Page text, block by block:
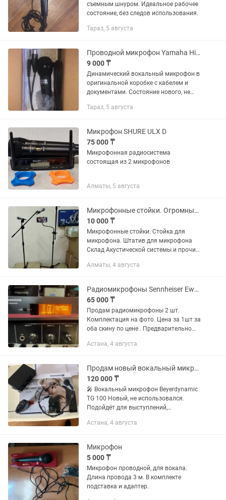
съемным шнуром. Идеальное рабочее
состояние, без следов использования.
Тараз, 5 августа
Проводной микрофон Yamaha Hi-Fi AV
9 000 ₸
Динамический вокальный микрофон в
оригинальной коробке с кабелем и
документами. Состояние нового, не
Тараз, 5 августа
Микрофон SHURE ULX D
75 000 ₸
Микрофонная радиосистема
состоящая из 2 микрофонов
Алматы, 5 августа
Микрофонные стойки. Огромный выбор
10 000 ₸
Микрофонные стойки. Стойка для
микрофона. Штатив для микрофона
Склад Акустической системы и прочих!
ШТАТИВОВ! ОПТОМ И В РОЗНИЦУ!
Работаем с...
Алматы, 4 августа
Радиомикрофоны Sennheiser Ew100 G3
65 000 ₸
Продам радиомикрофоны 2 шт.
Комплектация на фото. Цена за 1шт за
оба скину по цене . Предварительно
Астана, 4 августа
Продам новый вокальный микрофон beyerdynamic
120 000 ₸
🎤 Вокальный микрофон Beyerdynamic
TG 100 Новый, не использовался.
Подойдёт для выступлений,
или пишите.
Астана, 4 августа
Микрофон
5 000 ₸
Микрофон проводной, для вокала.
Длина провода 3 м. В комплекте
подставка и адаптер.